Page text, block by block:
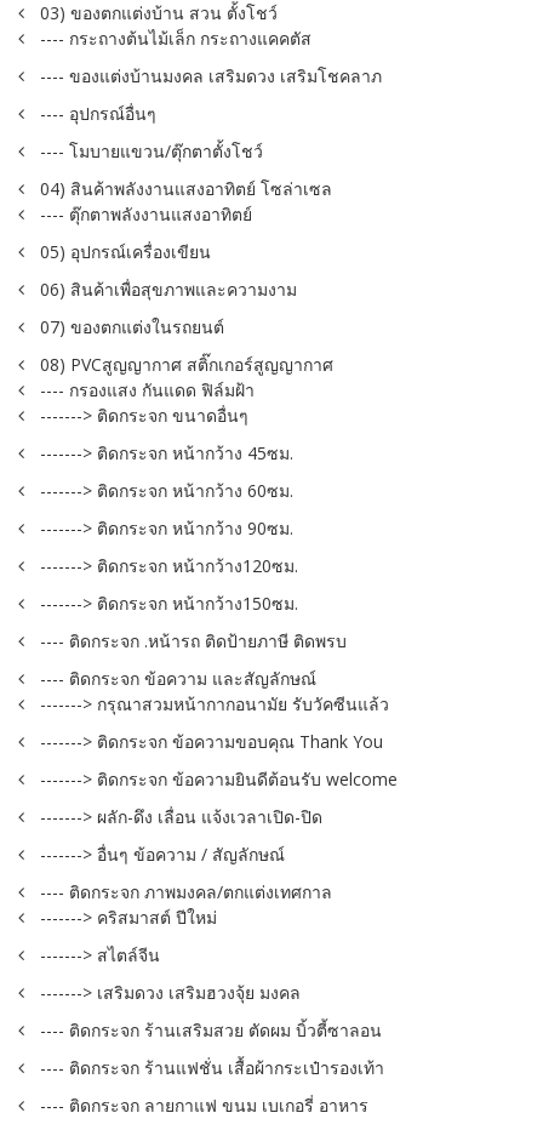
03) ของตกแต่งบ้าน สวน ตั้งโชว์
---- กระถางต้นไม้เล็ก กระถางแคคตัส
---- ของแต่งบ้านมงคล เสริมดวง เสริมโชคลาภ
---- อุปกรณ์อื่นๆ
---- โมบายแขวน/ตุ๊กตาตั้งโชว์
04) สินค้าพลังงานแสงอาทิตย์ โซล่าเซล
---- ตุ๊กตาพลังงานแสงอาทิตย์
05) อุปกรณ์เครื่องเขียน
06) สินค้าเพื่อสุขภาพและความงาม
07) ของตกแต่งในรถยนต์
08) PVCสูญญากาศ สติ๊กเกอร์สูญญากาศ
---- กรองแสง กันแดด ฟิล์มฝ้า
-------> ติดกระจก ขนาดอื่นๆ
-------> ติดกระจก หน้ากว้าง 45ซม.
-------> ติดกระจก หน้ากว้าง 60ซม.
-------> ติดกระจก หน้ากว้าง 90ซม.
-------> ติดกระจก หน้ากว้าง120ซม.
-------> ติดกระจก หน้ากว้าง150ซม.
---- ติดกระจก .หน้ารถ ติดป้ายภาษี ติดพรบ
---- ติดกระจก ข้อความ และสัญลักษณ์
-------> กรุณาสวมหน้ากากอนามัย รับวัคซีนแล้ว
-------> ติดกระจก ข้อความขอบคุณ Thank You
-------> ติดกระจก ข้อความยินดีต้อนรับ welcome
-------> ผลัก-ดึง เลื่อน แจ้งเวลาเปิด-ปิด
-------> อื่นๆ ข้อความ / สัญลักษณ์
---- ติดกระจก ภาพมงคล/ตกแต่งเทศกาล
-------> คริสมาสต์ ปีใหม่
-------> สไตล์จีน
-------> เสริมดวง เสริมฮวงจุ้ย มงคล
---- ติดกระจก ร้านเสริมสวย ตัดผม บิ้วตี้ซาลอน
---- ติดกระจก ร้านแฟชั่น เสื้อผ้ากระเป๋ารองเท้า
---- ติดกระจก ลายกาแฟ ขนม เบเกอรี่ อาหาร